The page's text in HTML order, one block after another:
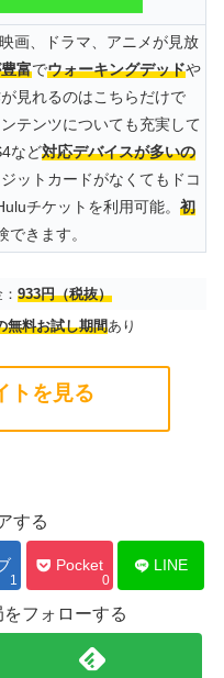
画、ドラマ、アニメが見放
富でウォーキングデッドや
見れるのはこちらだけで
テンツについても充実して
など対応デバイスが多いの
ットカードがなくてもドコ
チケットを利用可能。 初
できます。
933円（税抜）
無料お試し期間あり
トを見る
する
1
Pocket
0
LINE
フォローする